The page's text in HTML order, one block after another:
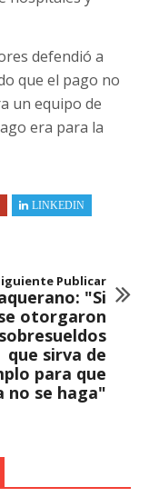
defendió a
que el pago no
un equipo de
era para la
LINKEDIN
Publicar
"Si
otorgaron
sobresueldos
que sirva de
para que
no se haga"